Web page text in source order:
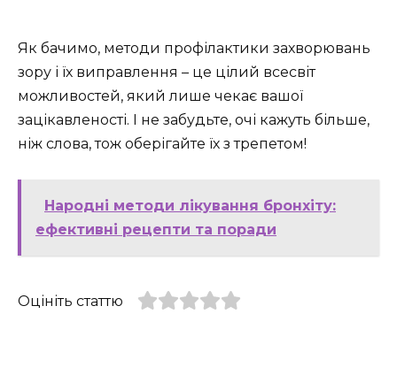
Як бачимо, методи профілактики захворювань
зору і їх виправлення – це цілий всесвіт
можливостей, який лише чекає вашої
зацікавленості. І не забудьте, очі кажуть більше,
ніж слова, тож оберігайте їх з трепетом!
Народні методи лікування бронхіту:
ефективні рецепти та поради
Оцініть статтю